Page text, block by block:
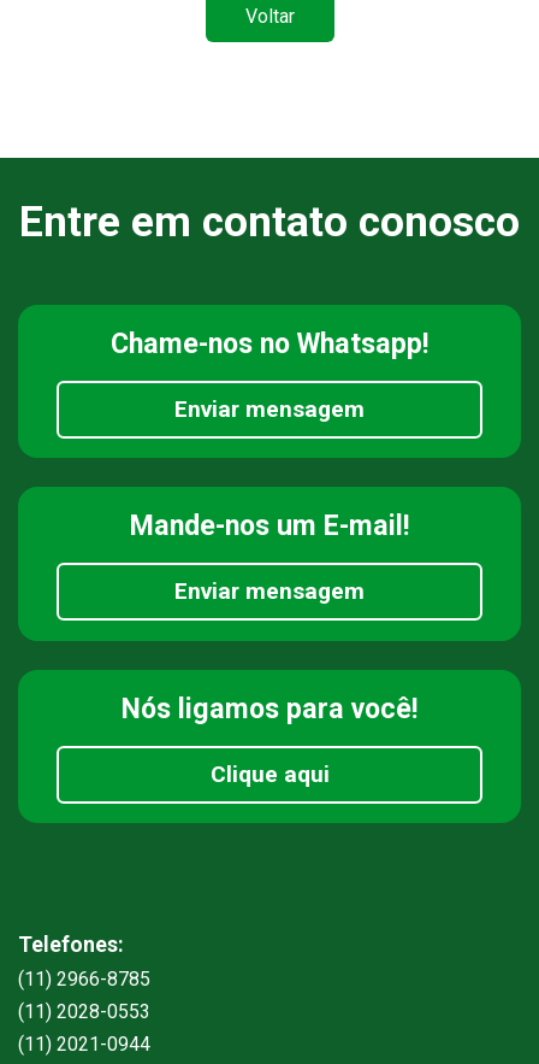
Voltar
Entre em contato conosco
Chame-nos no Whatsapp!
Enviar mensagem
Mande-nos um E-mail!
Enviar mensagem
Nós ligamos para você!
Clique aqui
Telefones:
(11) 2966-8785
(11) 2028-0553
(11) 2021-0944